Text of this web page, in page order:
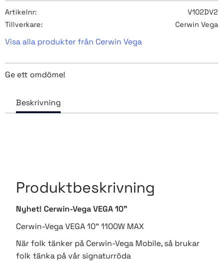
Artikelnr
V102DV2
Tillverkare
Cerwin Vega
Visa alla produkter från Cerwin Vega
Ge ett omdöme!
Produktbeskrivning
Nyhet! Cerwin-Vega VEGA 10"
Cerwin-Vega VEGA 10" 1100W MAX
När folk tänker på Cerwin-Vega Mobile, så brukar
folk tänka på vår signaturröda